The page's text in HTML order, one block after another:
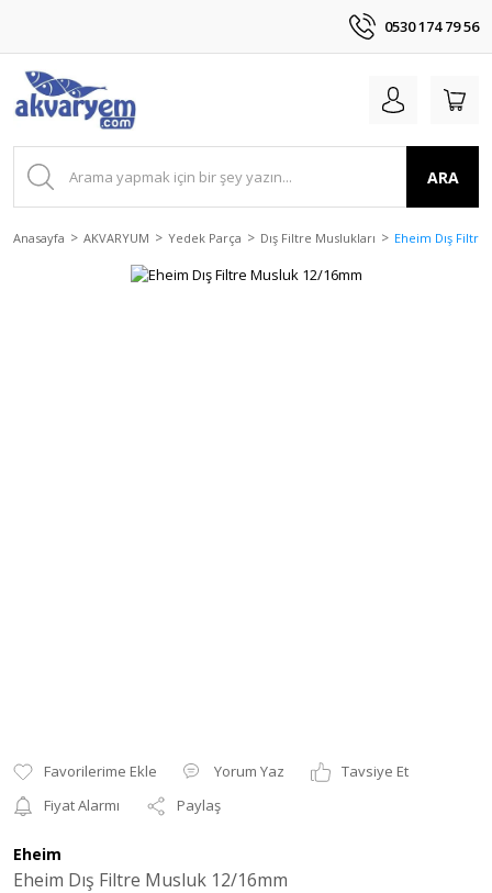
0530 174 79 56
ARA
Anasayfa AKVARYUM Yedek Parça Dış Filtre Muslukları Eheim Dış
Yorum Yaz
Tavsiye Et
Fiyat Alarmı
Paylaş
Eheim
Eheim Dış Filtre Musluk 12/16mm